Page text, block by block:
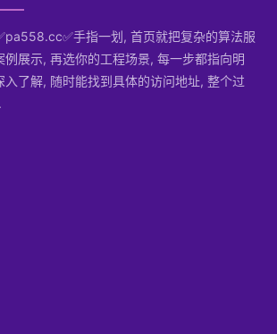
手指一划, 首页就把复杂的算法服
例展示, 再选你的工程场景, 每一步都指向明
入了解, 随时能找到具体的访问地址, 整个过